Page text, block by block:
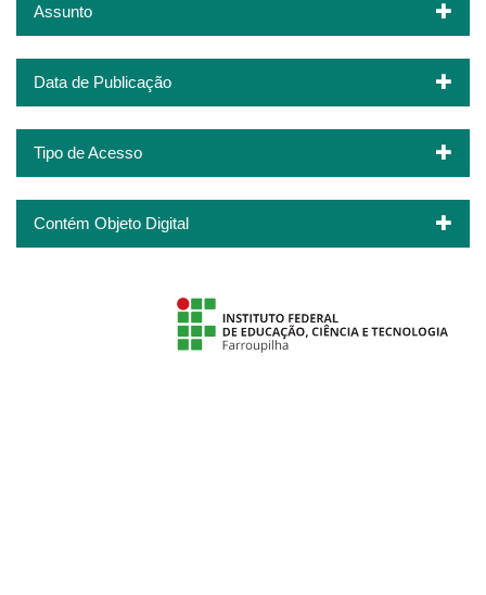
Assunto
Data de Publicação
Tipo de Acesso
Contém Objeto Digital